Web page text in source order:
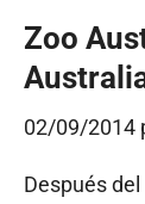
Zoo
02/09/2014
Después